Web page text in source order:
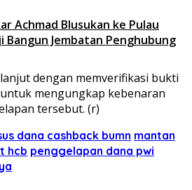
Achmad Blusukan ke Pulau
Bangun Jembatan Penghubung
dengan memverifikasi bukti
mengungkap kebenaran
tersebut. (r)
dana cashback bumn mantan
hcb penggelapan dana pwi